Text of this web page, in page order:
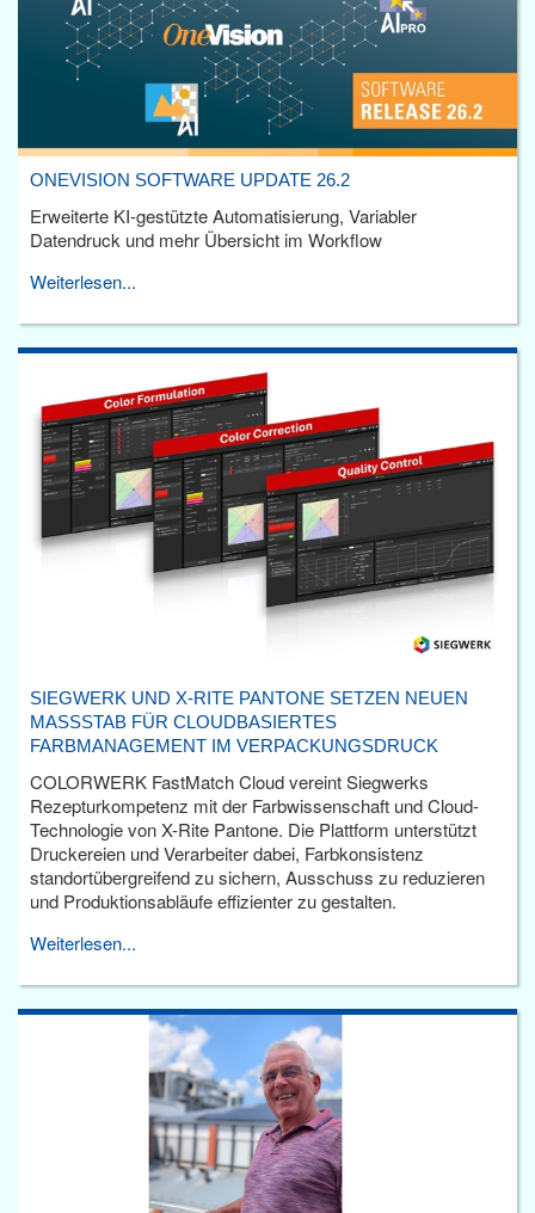
ONEVISION SOFTWARE UPDATE 26.2
Erweiterte KI-gestützte Automatisierung, Variabler
Datendruck und mehr Übersicht im Workflow
Weiterlesen...
SIEGWERK UND X-RITE PANTONE SETZEN NEUEN
MASSSTAB FÜR CLOUDBASIERTES F
ARBMANAGEMENT IM VERPACKUNGSDRUCK
COLORWERK FastMatch Cloud vereint Siegwerks
Rezepturkompetenz mit der Farbwissenschaft und Cloud-
Technologie von X-Rite Pantone. Die Plattform unterstützt
Druckereien und Verarbeiter dabei, Farbkonsistenz
standortübergreifend zu sichern, Ausschuss zu reduzieren
und Produktionsabläufe effizienter zu gestalten.
Weiterlesen...